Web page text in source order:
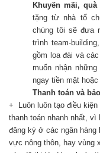
Khuyến mãi, quà
tặng từ nhà tổ
chúng tôi sẽ đưa
trình team-
gồm loa đài và
muốn nhận
ngay tiền mặt
Thanh toán và
+ Luôn luôn tạo điều kiện
thanh toán nhanh nhất,
đăng ký ở các ngân hàng
vực nông thôn, hay vùng